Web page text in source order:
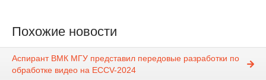
Похожие новости
Аспирант ВМК МГУ представил передовые разработки по
обработке видео на ECCV-2024